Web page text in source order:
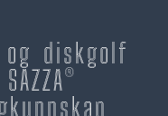
diskgolf